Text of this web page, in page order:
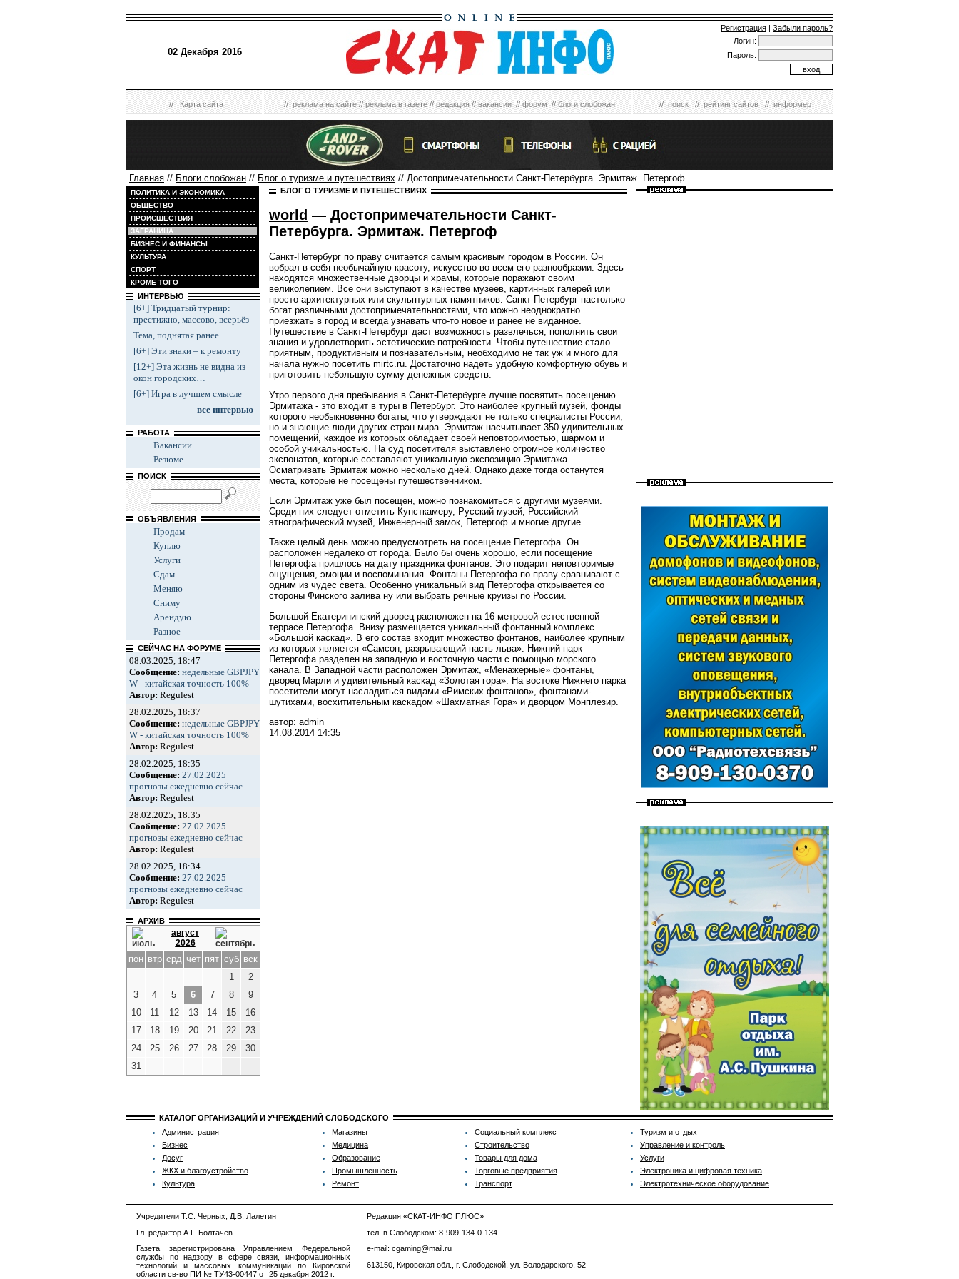
02 Декабря 2016
Регистрация | Забыли пароль?
Логин:
Пароль:
//Карта сайта //реклама на сайте//реклама в газете//редакция//вакансии//форум//блоги слобожан //поиск//рейтинг сайтов//информер
Главная // Блоги слобожан // Блог о туризме и путешествиях // Достопримечательности Санкт-Петербурга. Эрмитаж. Петергоф
ПОЛИТИКА И ЭКОНОМИКА
ОБЩЕСТВО
ПРОИСШЕСТВИЯ
ЗАГРАНИЦА
БИЗНЕС И ФИНАНСЫ
КУЛЬТУРА
СПОРТ
КРОМЕ ТОГО
ИНТЕРВЬЮ
[6+] Тридцатый турнир:
престижно, массово, всерьёз
Тема, поднятая ранее
[6+] Эти знаки – к ремонту
[12+] Эта жизнь не видна из
окон городских…
[6+] Игра в лучшем смысле
все интервью
РАБОТА
Вакансии
Резюме
ПОИСК
ОБЪЯВЛЕНИЯ
Продам
Куплю
Услуги
Сдам
Меняю
Сниму
Арендую
Разное
СЕЙЧАС НА ФОРУМЕ
08.03.2025, 18:47
Сообщение: недельные GBPJPY
W - китайская точность 100%
Автор: Regulest
28.02.2025, 18:37
Сообщение: недельные GBPJPY
W - китайская точность 100%
Автор: Regulest
28.02.2025, 18:35
Сообщение: 27.02.2025
прогнозы ежедневно сейчас
Автор: Regulest
28.02.2025, 18:35
Сообщение: 27.02.2025
прогнозы ежедневно сейчас
Автор: Regulest
28.02.2025, 18:34
Сообщение: 27.02.2025
прогнозы ежедневно сейчас
Автор: Regulest
АРХИВ
август
2026
пон втр срд чет пят суб вск
1
2
3
4 5 6 7 8
9
10
11 12 13 14 15
16
17
18 19 20 21 22
23
24
25 26 27 28 29
30
31
БЛОГ О ТУРИЗМЕ И ПУТЕШЕСТВИЯХ
world — Достопримечательности Санкт-
Петербурга. Эрмитаж. Петергоф
Санкт-Петербург по праву считается самым красивым городом в России. Он
вобрал в себя необычайную красоту, искусство во всем его разнообразии. Здесь
находятся множественные дворцы и храмы, которые поражают своим
великолепием. Все они выступают в качестве музеев, картинных галерей или
просто архитектурных или скульптурных памятников. Санкт-Петербург настолько
богат различными достопримечательностями, что можно неоднократно
приезжать в город и всегда узнавать что-то новое и ранее не виданное.
Путешествие в Санкт-Петербург даст возможность развлечься, пополнить свои
знания и удовлетворить эстетические потребности. Чтобы путешествие стало
приятным, продуктивным и познавательным, необходимо не так уж и много для
начала нужно посетить mirtc.ru. Достаточно надеть удобную комфортную обувь и
приготовить небольшую сумму денежных средств.
Утро первого дня пребывания в Санкт-Петербурге лучше посвятить посещению
Эрмитажа - это входит в туры в Петербург. Это наиболее крупный музей, фонды
которого необыкновенно богаты, что утверждают не только специалисты России,
но и знающие люди других стран мира. Эрмитаж насчитывает 350 удивительных
помещений, каждое из которых обладает своей неповторимостью, шармом и
особой уникальностью. На суд посетителя выставлено огромное количество
экспонатов, которые составляют уникальную экспозицию Эрмитажа.
Осматривать Эрмитаж можно несколько дней. Однако даже тогда останутся
места, которые не посещены путешественником.
Если Эрмитаж уже был посещен, можно познакомиться с другими музеями.
Среди них следует отметить Кунсткамеру, Русский музей, Российский
этнографический музей, Инженерный замок, Петергоф и многие другие.
Также целый день можно предусмотреть на посещение Петергофа. Он
расположен недалеко от города. Было бы очень хорошо, если посещение
Петергофа пришлось на дату праздника фонтанов. Это подарит неповторимые
ощущения, эмоции и воспоминания. Фонтаны Петергофа по праву сравнивают с
одним из чудес света. Особенно уникальный вид Петергофа открывается со
стороны Финского залива ну или выбрать речные круизы по России.
Большой Екатерининский дворец расположен на 16-метровой естественной
террасе Петергофа. Внизу размещается уникальный фонтанный комплекс
«Большой каскад». В его состав входит множество фонтанов, наиболее крупным
из которых является «Самсон, разрывающий пасть льва». Нижний парк
Петергофа разделен на западную и восточную части с помощью морского
канала. В Западной части расположен Эрмитаж, «Менажерные» фонтаны,
дворец Марли и удивительный каскад «Золотая гора». На востоке Нижнего парка
посетители могут насладиться видами «Римских фонтанов», фонтанами-
шутихами, восхитительным каскадом «Шахматная Гора» и дворцом Монплезир.
автор: admin
14.08.2014 14:35
КАТАЛОГ ОРГАНИЗАЦИЙ И УЧРЕЖДЕНИЙ СЛОБОДСКОГО
Администрация
Бизнес
Досуг
ЖКХ и благоустройство
Культура
Магазины
Медицина
Образование
Промышленность
Ремонт
Социальный комплекс
Строительство
Товары для дома
Торговые предприятия
Транспорт
Туризм и отдых
Управление и контроль
Услуги
Электроника и цифровая техника
Электротехническое оборудование
Учредители Т.С. Черных, Д.В. Лалетин
Гл. редактор А.Г. Болтачев
Газета зарегистрирована Управлением Федеральной
службы по надзору в сфере связи, информационных
технологий и массовых коммуникаций по Кировской
области св-во ПИ № ТУ43-00447 от 25 декабря 2012 г.
Редакция «СКАТ-ИНФО ПЛЮС»
тел. в Слободском: 8-909-134-0-134
e-mail: cgaming@mail.ru
613150, Кировская обл., г. Слободской, ул. Володарского, 52